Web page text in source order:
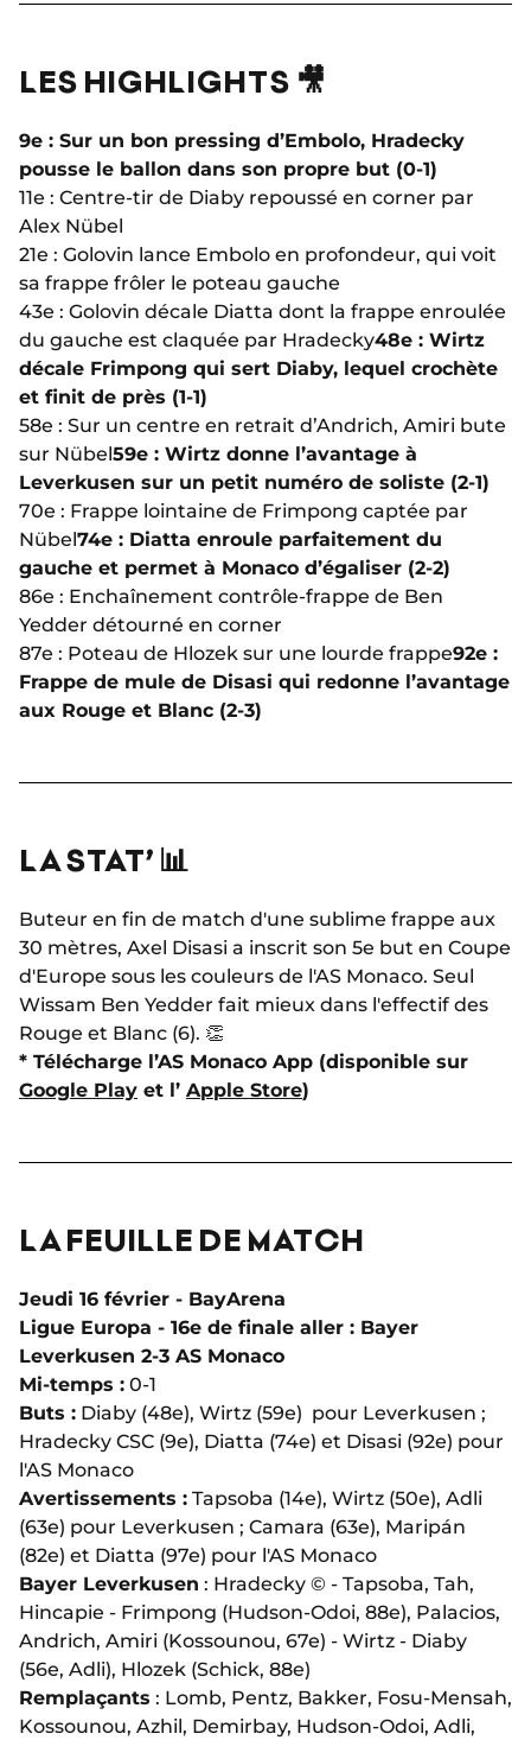
LES HIGHLIGHTS 🎥
9e : Sur un bon pressing d’Embolo, Hradecky
pousse le ballon dans son propre but (0-1)
11e : Centre-tir de Diaby repoussé en corner par
Alex Nübel
21e : Golovin lance Embolo en profondeur, qui voit
sa frappe frôler le poteau gauche
43e : Golovin décale Diatta dont la frappe enroulée
du gauche est claquée par Hradecky48e : Wirtz
décale Frimpong qui sert Diaby, lequel crochète
et finit de près (1-1)
58e : Sur un centre en retrait d’Andrich, Amiri bute
sur Nübel59e : Wirtz donne l’avantage à
Leverkusen sur un petit numéro de soliste (2-1)
70e : Frappe lointaine de Frimpong captée par
Nübel74e : Diatta enroule parfaitement du
gauche et permet à Monaco d’égaliser (2-2)
86e : Enchaînement contrôle-frappe de Ben
Yedder détourné en corner
87e : Poteau de Hlozek sur une lourde frappe92e :
Frappe de mule de Disasi qui redonne l’avantage
aux Rouge et Blanc (2-3)
LA STAT’ 📊
Buteur en fin de match d'une sublime frappe aux
30 mètres, Axel Disasi a inscrit son 5e but en Coupe
d'Europe sous les couleurs de l'AS Monaco. Seul
Wissam Ben Yedder fait mieux dans l'effectif des
Rouge et Blanc (6). 👏
* Télécharge l’AS Monaco App (disponible sur
Google Play et l’ Apple Store)
LA FEUILLE DE MATCH
Jeudi 16 février - BayArena
Ligue Europa - 16e de finale aller : Bayer
Leverkusen 2-3 AS Monaco
Mi-temps : 0-1
Buts : Diaby (48e), Wirtz (59e) pour Leverkusen ;
Hradecky CSC (9e), Diatta (74e) et Disasi (92e) pour
l'AS Monaco
Avertissements : Tapsoba (14e), Wirtz (50e), Adli
(63e) pour Leverkusen ; Camara (63e), Maripán
(82e) et Diatta (97e) pour l'AS Monaco
Bayer Leverkusen : Hradecky © - Tapsoba, Tah,
Hincapie - Frimpong (Hudson-Odoi, 88e), Palacios,
Andrich, Amiri (Kossounou, 67e) - Wirtz - Diaby
(56e, Adli), Hlozek (Schick, 88e)
Remplaçants : Lomb, Pentz, Bakker, Fosu-Mensah,
Kossounou, Azhil, Demirbay, Hudson-Odoi, Adli,